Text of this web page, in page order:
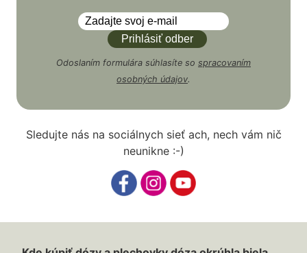
Odoslaním formulára súhlasíte so spracovaním
osobných údajov.
Sledujte nás na sociálnych sieť ach, nech vám nič
neunikne :-)